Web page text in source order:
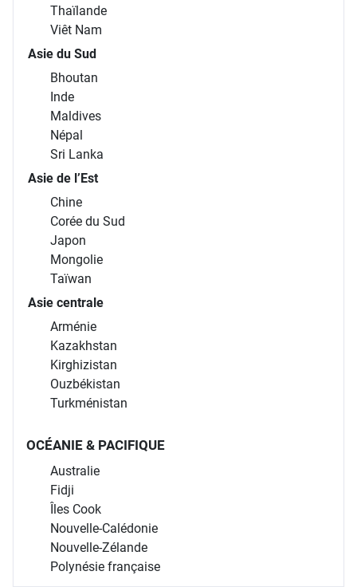
Thaïlande
Viêt Nam
Asie du Sud
Bhoutan
Inde
Maldives
Népal
Sri Lanka
Asie de l’Est
Chine
Corée du Sud
Japon
Mongolie
Taïwan
Asie centrale
Arménie
Kazakhstan
Kirghizistan
Ouzbékistan
Turkménistan
OCÉANIE & PACIFIQUE
Australie
Fidji
Îles Cook
Nouvelle-Calédonie
Nouvelle-Zélande
Polynésie française